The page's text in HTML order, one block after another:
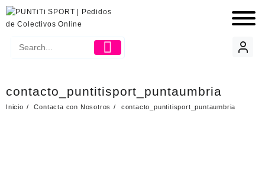
contacto_puntitisport_puntaumbria
Inicio Contacta con Nosotros contacto_puntitisport_puntaumbria